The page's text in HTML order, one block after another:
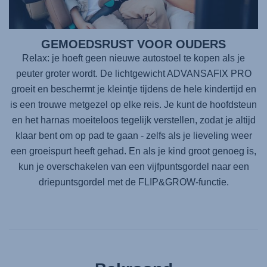
GEMOEDSRUST VOOR OUDERS
Relax: je hoeft geen nieuwe autostoel te kopen als je
peuter groter wordt. De lichtgewichtADVANSAFIX PRO
groeit en beschermt je kleintje tijdens de hele kindertijd en
is een trouwe metgezel op elke reis. Je kunt de hoofdsteun
en het harnas moeiteloos tegelijk verstellen, zodat je altijd
klaar bent om op pad te gaan - zelfs als je lieveling weer
een groeispurt heeft gehad. En als je kind groot genoeg is,
kun je overschakelen van een vijfpuntsgordel naar een
driepuntsgordel met de FLIP&GROW-functie.